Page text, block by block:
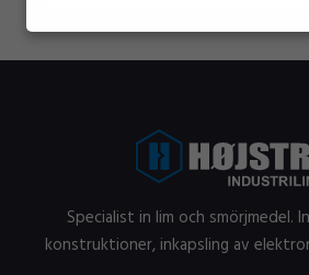
Specialist in lim och smörjmedel.
konstruktioner, inkapsling av